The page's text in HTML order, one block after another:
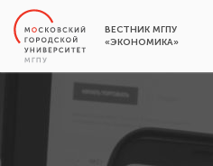
ВЕСТНИК МГПУ
«ЭКОНОМИКА»